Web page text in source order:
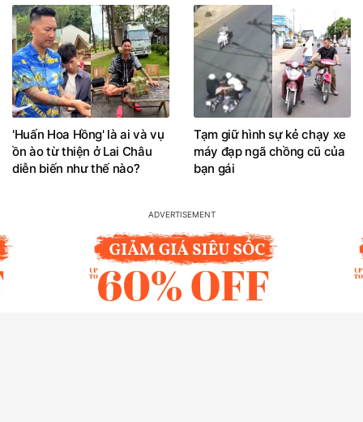
'Huấn Hoa Hồng' là ai và vụ
ồn ào từ thiện ở Lai Châu
diễn biến như thế nào?
Tạm giữ hình sự kẻ chạy xe
máy đạp ngã chồng cũ của
bạn gái